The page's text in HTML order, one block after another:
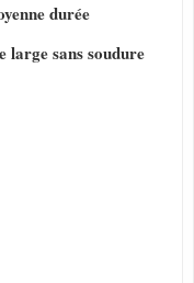
durée
large sans soudure